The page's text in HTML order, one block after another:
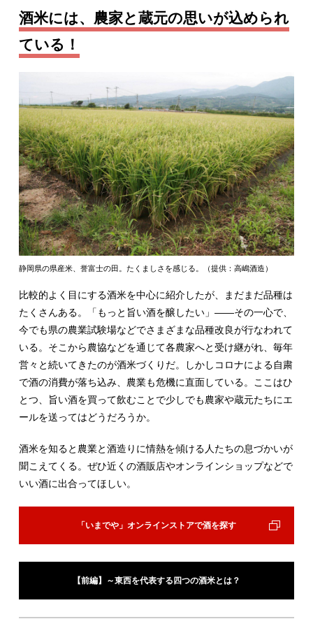
酒米には、農家と蔵元の思いが込められ
ている！
静岡県の県産米、誉富士の田。たくましさを感じる。（提供：高嶋酒造）
比較的よく目にする酒米を中心に紹介したが、まだまだ品種は
たくさんある。「もっと旨い酒を醸したい」――その一心で、
今でも県の農業試験場などでさまざまな品種改良が行なわれて
いる。そこから農協などを通じて各農家へと受け継がれ、毎年
営々と続いてきたのが酒米づくりだ。しかしコロナによる自粛
で酒の消費が落ち込み、農業も危機に直面している。ここはひ
とつ、旨い酒を買って飲むことで少しでも農家や蔵元たちにエ
ールを送ってはどうだろうか。
酒米を知ると農業と酒造りに情熱を傾ける人たちの息づかいが
聞こえてくる。ぜひ近くの酒販店やオンラインショップなどで
いい酒に出合ってほしい。
「いまでや」オンラインストアで酒を探す
【前編】～東西を代表する四つの酒米とは？